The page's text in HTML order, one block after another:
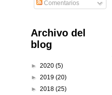
Comentarios
Archivo del
blog
► 2020 (5)
► 2019 (20)
► 2018 (25)